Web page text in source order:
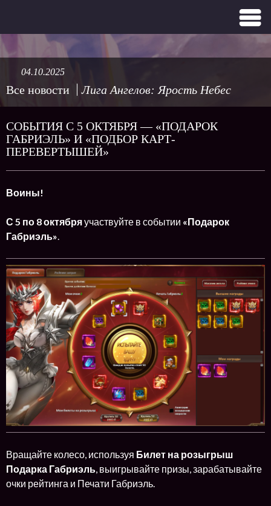
Все новости Лига Ангелов: Ярость Небес
04.10.2025
СОБЫТИЯ С 5 ОКТЯБРЯ — «ПОДАРОК
ГАБРИЭЛЬ» И «ПОДБОР КАРТ-
ПЕРЕВЕРТЫШЕЙ»
Воины!
С 5 по 8 октябряучаствуйте в событии «Подарок
Габриэль».
Вращайте колесо, используя Билет на розыгрыш
Подарка Габриэль, выигрывайте призы, зарабатывайте
очки рейтинга и Печати Габриэль.